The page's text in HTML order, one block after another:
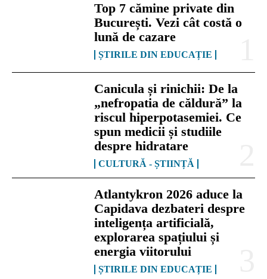
Top 7 cămine private din
București. Vezi cât costă o
lună de cazare
ȘTIRILE DIN EDUCAȚIE
Canicula și rinichii: De la
„nefropatia de căldură” la
riscul hiperpotasemiei. Ce
spun medicii și studiile
despre hidratare
CULTURĂ - ȘTIINȚĂ
Atlantykron 2026 aduce la
Capidava dezbateri despre
inteligența artificială,
explorarea spațiului și
energia viitorului
ȘTIRILE DIN EDUCAȚIE